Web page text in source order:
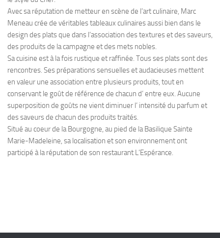
Avec sa réputation de metteur en scène de l’art culinaire, Marc
Meneau crée de véritables tableaux culinaires aussi bien dans le
design des plats que dans l’association des textures et des saveurs,
des produits de la campagne et des mets nobles.
Sa cuisine est à la fois rustique et raffinée. Tous ses plats sont des
rencontres. Ses préparations sensuelles et audacieuses mettent
en valeur une association entre plusieurs produits, tout en
conservant le goût de référence de chacun d’ entre eux. Aucune
superposition de goûts ne vient diminuer l’ intensité du parfum et
des saveurs de chacun des produits traités.
Situé au coeur de la Bourgogne, au pied de la Basilique Sainte
Marie-Madeleine, sa localisation et son environnement ont
participé à la réputation de son restaurant L’Espérance.